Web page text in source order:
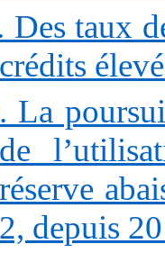
Des taux
crédits
La
de
réserve
2, depuis